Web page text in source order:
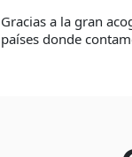
Gracias a la gran
países donde